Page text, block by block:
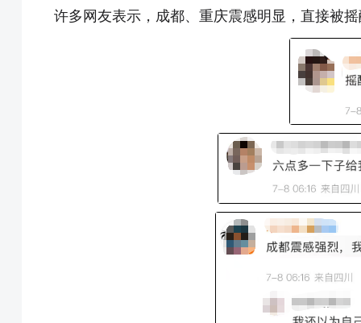
许多网友表示，成都、重庆震感明显，直接被